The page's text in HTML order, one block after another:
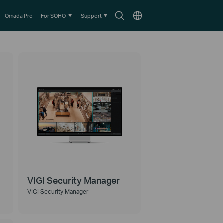
SearchChoose
Omada Pro For SOHO Support
VIGI Security Manager
VIGI Security Manager